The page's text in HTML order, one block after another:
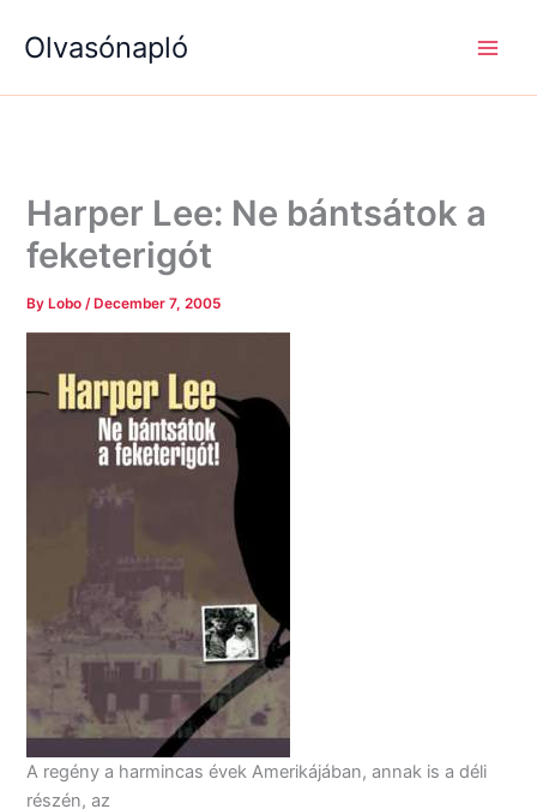
Olvasónapló
Harper Lee: Ne bántsátok a
feketerigót
By Lobo/ December 7, 2005
A regény a harmincas évek Amerikájában, annak is a déli
részén, az
e
a
é
g
k
é
g
k